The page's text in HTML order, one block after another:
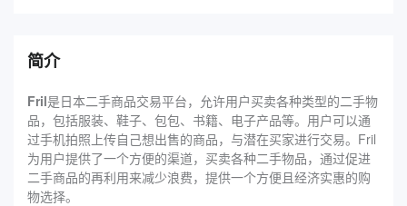
简介
Fril是日本二手商品交易平台，允许用户买卖各种类型的二手物
品，包括服装、鞋子、包包、书籍、电子产品等。用户可以通
过手机拍照上传自己想出售的商品，与潜在买家进行交易。Fril
为用户提供了一个方便的渠道，买卖各种二手物品，通过促进
二手商品的再利用来减少浪费，提供一个方便且经济实惠的购
物选择。